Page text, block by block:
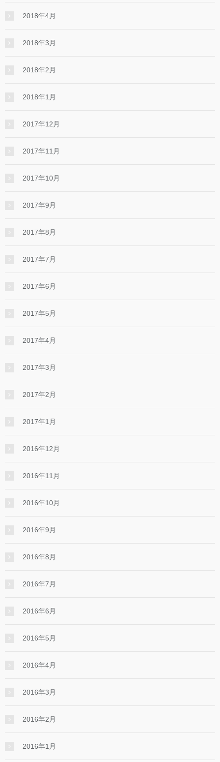
2018年4月
2018年3月
2018年2月
2018年1月
2017年12月
2017年11月
2017年10月
2017年9月
2017年8月
2017年7月
2017年6月
2017年5月
2017年4月
2017年3月
2017年2月
2017年1月
2016年12月
2016年11月
2016年10月
2016年9月
2016年8月
2016年7月
2016年6月
2016年5月
2016年4月
2016年3月
2016年2月
2016年1月